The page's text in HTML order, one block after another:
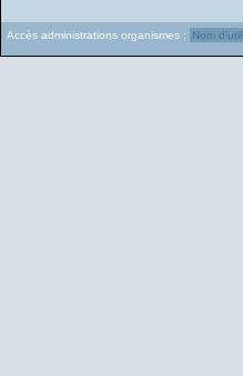
Accès administrations organismes :